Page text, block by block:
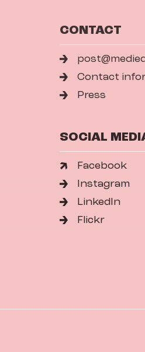
CONTACT
Contact
Press
SOCIAL
Facebook
Instagram
LinkedIn
Flickr